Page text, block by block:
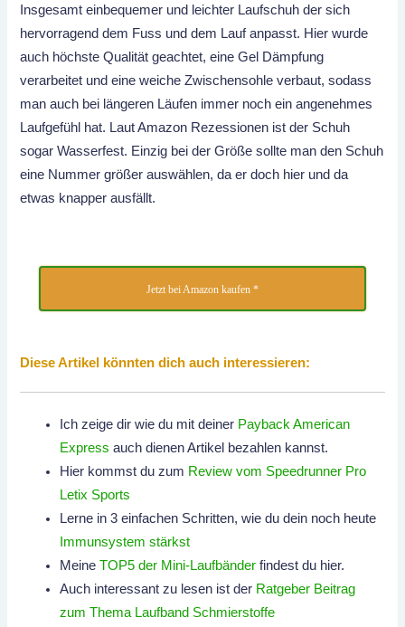
Insgesamt einbequemer und leichter Laufschuh der sich
hervorragend dem Fuss und dem Lauf anpasst. Hier wurde
auch höchste Qualität geachtet, eine Gel Dämpfung
verarbeitet und eine weiche Zwischensohle verbaut, sodass
man auch bei längeren Läufen immer noch ein angenehmes
Laufgefühl hat. Laut Amazon Rezessionen ist der Schuh
sogar Wasserfest. Einzig bei der Größe sollte man den Schuh
eine Nummer größer auswählen, da er doch hier und da
etwas knapper ausfällt.
Jetzt bei Amazon kaufen *
Diese Artikel könnten dich auch interessieren:
Ich zeige dir wie du mit deiner Payback American
Express auch dienen Artikel bezahlen kannst.
Hier kommst du zum Review vom Speedrunner Pro
Letix Sports
Lerne in 3 einfachen Schritten, wie du dein noch heute
Immunsystem stärkst
MeineTOP5 der Mini-Laufbänder findest du hier.
Auch interessant zu lesen ist der Ratgeber Beitrag
zum Thema Laufband Schmierstoffe